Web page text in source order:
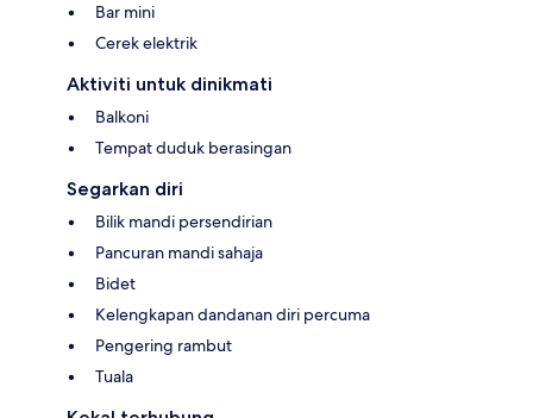
Bar mini
Cerek elektrik
Aktiviti untuk dinikmati
Balkoni
Tempat duduk berasingan
Segarkan diri
Bilik mandi persendirian
Pancuran mandi sahaja
Bidet
Kelengkapan dandanan diri percuma
Pengering rambut
Tuala